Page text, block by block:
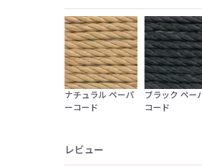
ナチュラル ペーパ
ーコード
ブラック ペー
コード
レビュー